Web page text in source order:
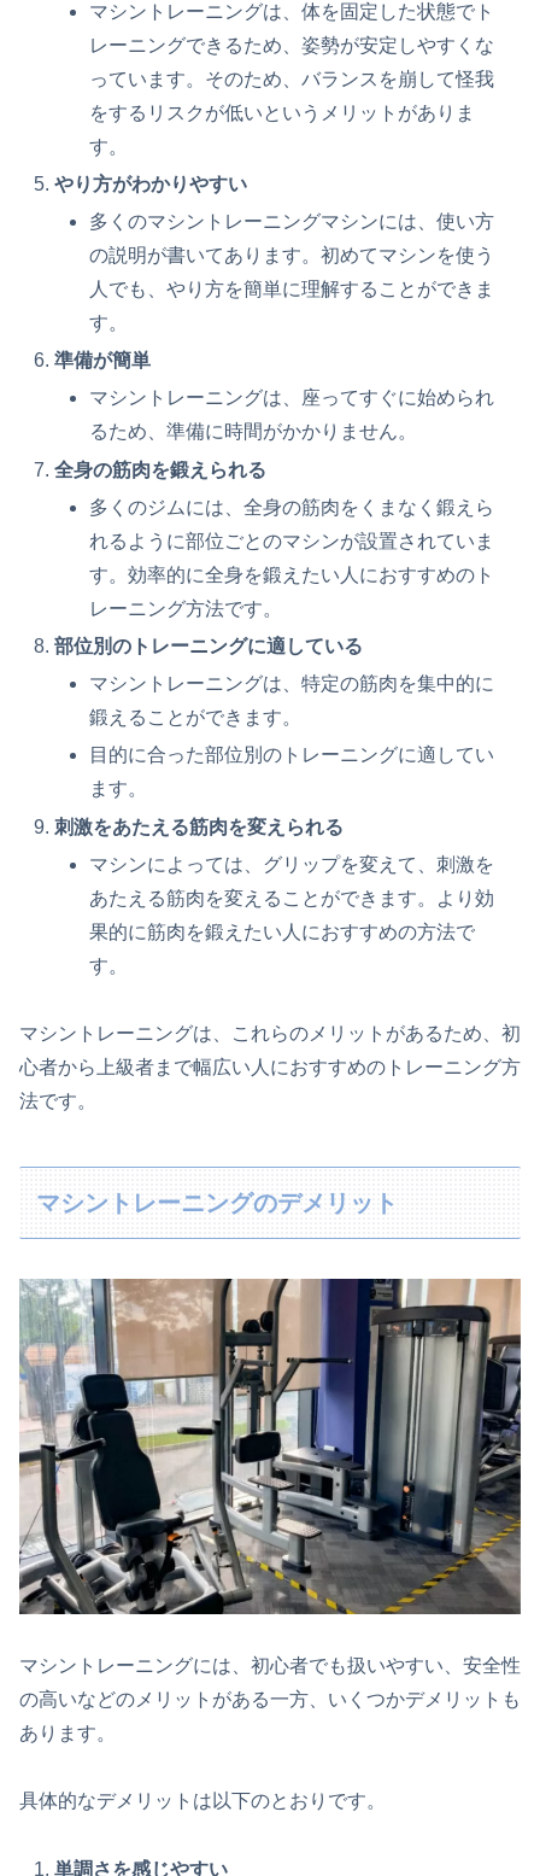
マシントレーニングは、体を固定した状態でト
レーニングできるため、姿勢が安定しやすくな
っています。そのため、バランスを崩して怪我
をするリスクが低いというメリットがありま
す。
やり方がわかりやすい
多くのマシントレーニングマシンには、使い方
の説明が書いてあります。初めてマシンを使う
人でも、やり方を簡単に理解することができま
す。
準備が簡単
マシントレーニングは、座ってすぐに始められ
るため、準備に時間がかかりません。
全身の筋肉を鍛えられる
多くのジムには、全身の筋肉をくまなく鍛えら
れるように部位ごとのマシンが設置されていま
す。効率的に全身を鍛えたい人におすすめのト
レーニング方法です。
部位別のトレーニングに適している
マシントレーニングは、特定の筋肉を集中的に
鍛えることができます。
目的に合った部位別のトレーニングに適してい
ます。
刺激をあたえる筋肉を変えられる
マシンによっては、グリップを変えて、刺激を
あたえる筋肉を変えることができます。より効
果的に筋肉を鍛えたい人におすすめの方法で
す。
マシントレーニングは、これらのメリットがあるため、初
心者から上級者まで幅広い人におすすめのトレーニング方
法です。
マシントレーニングのデメリット
マシントレーニングには、初心者でも扱いやすい、安全性
の高いなどのメリットがある一方、いくつかデメリットも
あります。
具体的なデメリットは以下のとおりです。
単調さを感じやすい